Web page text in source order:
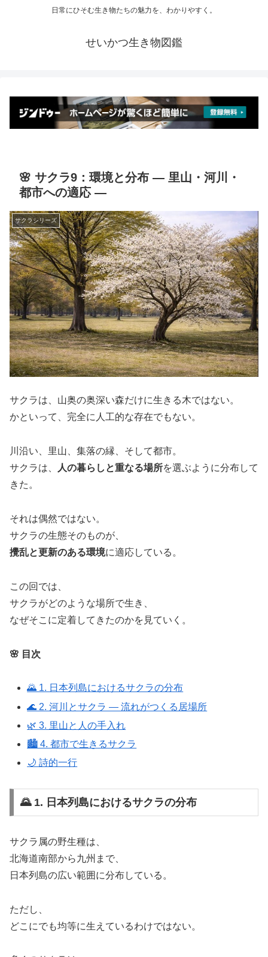
日常にひそむ生き物たちの魅力を、わかりやすく。
せいかつ生き物図鑑
🌸 サクラ9：環境と分布 ― 里山・河川・
都市への適応 ―
サクラシリーズ
サクラは、山奥の奥深い森だけに生きる木ではない。
かといって、完全に人工的な存在でもない。
川沿い、里山、集落の縁、そして都市。
サクラは、
人の暮らしと重なる場所を選ぶように分布して
きた。
それは偶然ではない。
サクラの生態そのものが、
攪乱と更新のある環境に適応している。
この回では、
サクラがどのような場所で生き、
なぜそこに定着してきたのかを見ていく。
🌸 目次
🌄 1. 日本列島におけるサクラの分布
🌊 2. 河川とサクラ ― 流れがつくる居場所
🌿 3. 里山と人の手入れ
🏙️ 4. 都市で生きるサクラ
🌙 詩的一行
🌄 1. 日本列島におけるサクラの分布
サクラ属の野生種は、
北海道南部から九州まで、
日本列島の広い範囲に分布している。
ただし、
どこにでも均等に生えているわけではない。